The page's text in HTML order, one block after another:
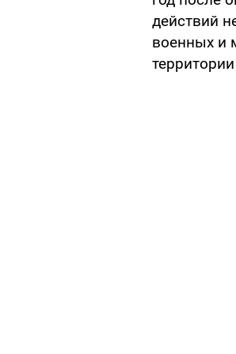
действий
военных и